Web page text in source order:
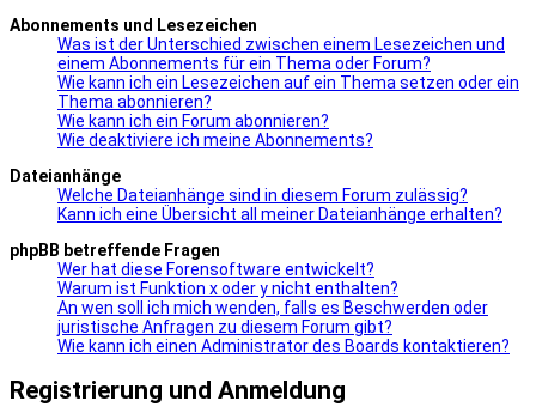
Abonnements und Lesezeichen
Was ist der Unterschied zwischen einem Lesezeichen und
einem Abonnements für ein Thema oder Forum?
Wie kann ich ein Lesezeichen auf ein Thema setzen oder ein
Thema abonnieren?
Wie kann ich ein Forum abonnieren?
Wie deaktiviere ich meine Abonnements?
Dateianhänge
Welche Dateianhänge sind in diesem Forum zulässig?
Kann ich eine Übersicht all meiner Dateianhänge erhalten?
phpBB betreffende Fragen
Wer hat diese Forensoftware entwickelt?
Warum ist Funktion x oder y nicht enthalten?
An wen soll ich mich wenden, falls es Beschwerden oder
juristische Anfragen zu diesem Forum gibt?
Wie kann ich einen Administrator des Boards kontaktieren?
Registrierung und Anmeldung